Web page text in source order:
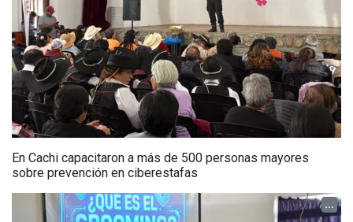
En Cachi capacitaron a más de 500 personas mayores
sobre prevención en ciberestafas
...